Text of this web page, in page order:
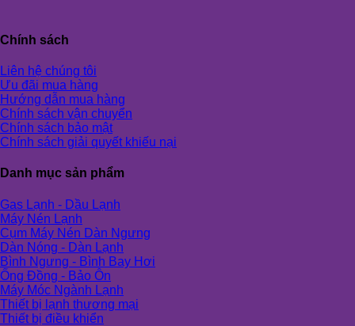
Chính sách
Liên hệ chúng tôi
Ưu đãi mua hàng
Hướng dẫn mua hàng
Chính sách vận chuyển
Chính sách bảo mật
Chính sách giải quyết khiếu nại
Danh mục sản phẩm
Gas Lạnh - Dầu Lạnh
Máy Nén Lạnh
Cụm Máy Nén Dàn Ngưng
Dàn Nóng - Dàn Lạnh
Bình Ngưng - Bình Bay Hơi
Ống Đồng - Bảo Ôn
Máy Móc Ngành Lạnh
Thiết bị lạnh thương mại
Thiết bị điều khiển